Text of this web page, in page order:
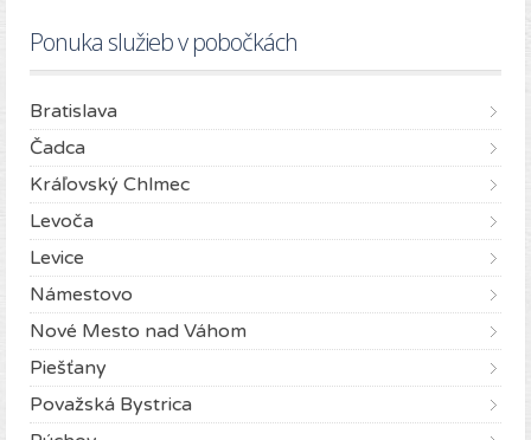
Ponuka služieb v pobočkách
Bratislava
Čadca
Kráľovský Chlmec
Levoča
Levice
Námestovo
Nové Mesto nad Váhom
Piešťany
Považská Bystrica